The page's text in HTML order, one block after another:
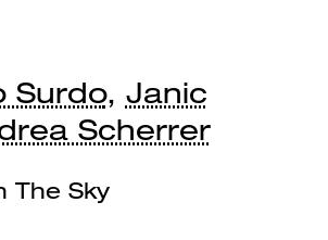
Surdo, Janic
Scherrer
The Sky